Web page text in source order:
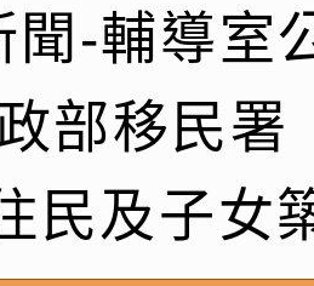
防空）演習－
行計畫」
金融知識線上
學年度第1學
理後續甄選)
園市115學年
點」1份
學年度學生
聞-輔導室
部移民署
民及子女